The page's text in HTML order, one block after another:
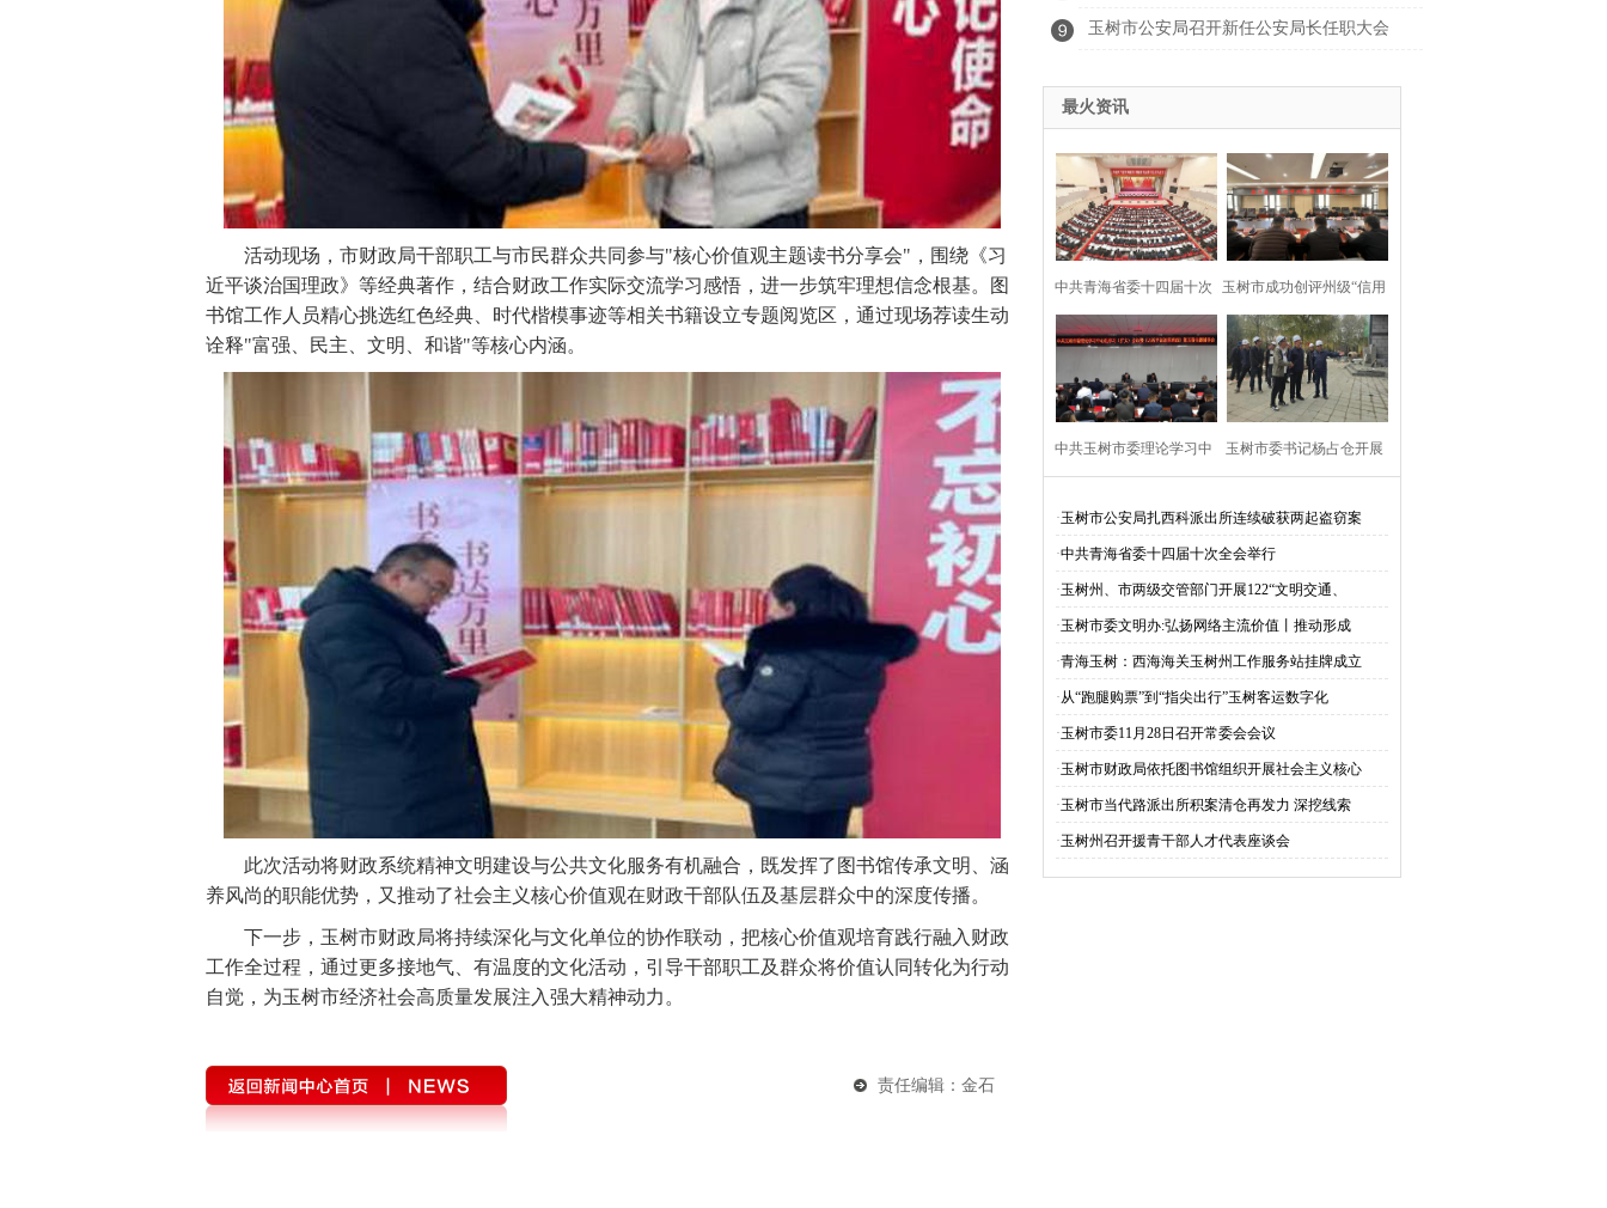
活动现场，市财政局干部职工与市民群众共同参与"核心价值观主题读书分享会"，围绕《习
近平谈治国理政》等经典著作，结合财政工作实际交流学习感悟，进一步筑牢理想信念根基。图
书馆工作人员精心挑选红色经典、时代楷模事迹等相关书籍设立专题阅览区，通过现场荐读生动
诠释"富强、民主、文明、和谐"等核心内涵。
此次活动将财政系统精神文明建设与公共文化服务有机融合，既发挥了图书馆传承文明、涵
养风尚的职能优势，又推动了社会主义核心价值观在财政干部队伍及基层群众中的深度传播。
下一步，玉树市财政局将持续深化与文化单位的协作联动，把核心价值观培育践行融入财政
工作全过程，通过更多接地气、有温度的文化活动，引导干部职工及群众将价值认同转化为行动
自觉，为玉树市经济社会高质量发展注入强大精神动力。
责任编辑：金石
告（
玉树市公安局召开新任公安局长任职大会
最火资讯
中共青海省委十四届十次
全会举行
玉树市成功创评州级“信用
县”
中共玉树市委理论学习中 玉树市委书记杨占仓开展
·玉树市公安局扎西科派出所连续破获两起盗窃案
·中共青海省委十四届十次全会举行
·玉树州、市两级交管部门开展122“文明交通、
·玉树市委文明办:弘扬网络主流价值丨推动形成
·青海玉树：西海海关玉树州工作服务站挂牌成立
·从“跑腿购票”到“指尖出行”玉树客运数字化
·玉树市委11月28日召开常委会会议
·玉树市财政局依托图书馆组织开展社会主义核心
·玉树市当代路派出所积案清仓再发力 深挖线索
·玉树州召开援青干部人才代表座谈会